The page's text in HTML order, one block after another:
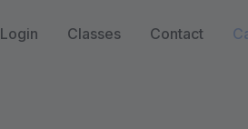
Login Classes Contact